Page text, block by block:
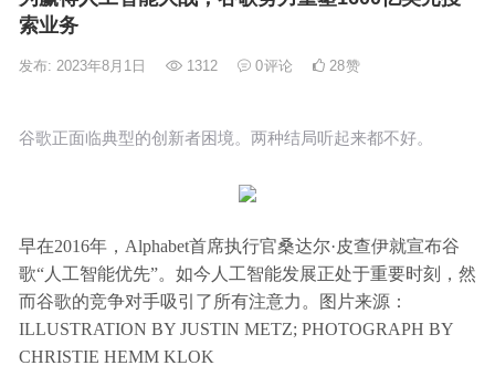
索业务
发布: 2023年8月1日 1312 0评论 28赞
谷歌正面临典型的创新者困境。两种结局听起来都不好。
早在2016年，Alphabet首席执行官桑达尔·皮查伊就宣布谷
歌“人工智能优先”。如今人工智能发展正处于重要时刻，然
而谷歌的竞争对手吸引了所有注意力。图片来源：
ILLUSTRATION BY JUSTIN METZ; PHOTOGRAPH BY
CHRISTIE HEMM KLOK